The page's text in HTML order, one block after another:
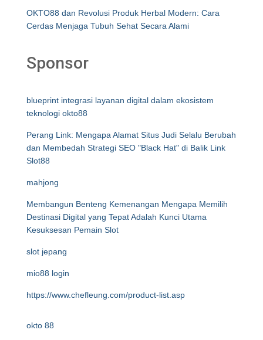
OKTO88 dan Revolusi Produk Herbal Modern: Cara
Cerdas Menjaga Tubuh Sehat Secara Alami
Sponsor
blueprint integrasi layanan digital dalam ekosistem
teknologi okto88
Perang Link: Mengapa Alamat Situs Judi Selalu Berubah
dan Membedah Strategi SEO "Black Hat" di Balik Link
Slot88
mahjong
Membangun Benteng Kemenangan Mengapa Memilih
Destinasi Digital yang Tepat Adalah Kunci Utama
Kesuksesan Pemain Slot
slot jepang
mio88 login
https://www.chefleung.com/product-list.asp
okto 88